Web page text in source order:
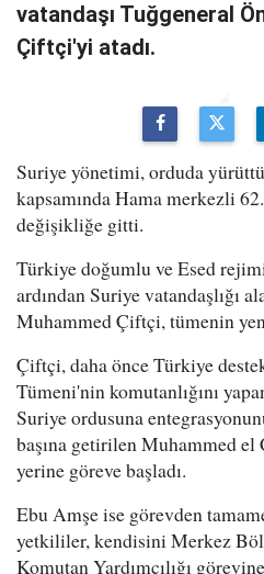
vatandaşı Tuğgeneral
Çiftçi'yi atadı.
Suriye yönetimi, orduda
kapsamında Hama merkezli
değişikliğe gitti.
Türkiye doğumlu ve Esed
ardından Suriye vatandaşlığı
Muhammed Çiftçi, tümenin
Çiftçi, daha önce Türkiye
Tümeni'nin komutanlığını
Suriye ordusuna
başına getirilen Muhammed
yerine göreve başladı.
Ebu Amşe ise görevden
yetkililer, kendisini Merkez
Komutan Yardımcılığı